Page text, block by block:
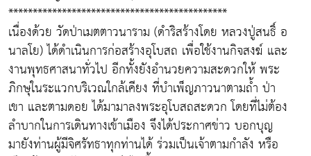
*********************************************
เนื่องด้วย วัดป่าเมตตาวนาราม (ดำริสร้างโดย หลวงปู่สนธิ์ อ
นาลโย) ได้ดำเนินการก่อสร้างอุโบสถ เพื่อใช้งานกิจสงฆ์ และ
งานพุทธศาสนาทั่วไป อีกทั้งยังอำนวยความสะดวกให้ พระ
ภิกษุในระแวกบริเวณใกล้เคียง ที่บำเพ็ญภาวนาตามถ้ำ ป่า
เขา และตามดอย ได้มามาลงพระอุโบสถสะดวก โดยที่ไม่ต้อง
ลำบากในการเดินทางเข้าเมือง จึงได้ประกาศข่าว บอกบุญ
มายังท่านผู้มีจิศรัทธาทุกท่านได้ ร่วมเป็นเจ้าตามกำลัง หรือ